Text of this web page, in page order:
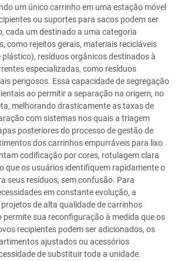
um único carrinho em uma estação móvel
ou suportes para sacos podem ser
cada um destinado a uma categoria
como rejeitos gerais, materiais recicláveis
plástico), resíduos orgânicos destinados à
especializadas, como resíduos
perigosos. Essa capacidade de segregação
ao permitir a separação na origem, no
melhorando drasticamente as taxas de
com sistemas nos quais a triagem
posteriores do processo de gestão de
dos carrinhos empurráveis para lixo
codificação por cores, rotulagem clara
que os usuários identifiquem rapidamente o
seus resíduos, sem confusão. Para
em constante evolução, a
de alta qualidade de carrinhos
permite sua reconfiguração à medida que os
recipientes podem ser adicionados, os
ajustados ou acessórios
de substituir toda a unidade.